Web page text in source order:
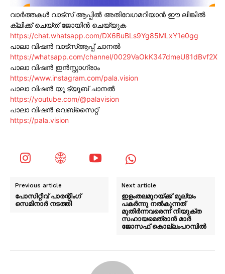
വാർത്തകൾ വാട്സ് ആപ്പിൽ അതിവേഗമറിയാൻ ഈ ലിങ്കിൽ
ക്ലിക്ക് ചെയ്ത് ജോയിൻ ചെയ്യുക
https://chat.whatsapp.com/DX6BuBLs9Yg85MLxY1e0gg
പാലാ വിഷൻ വാട്സ്ആപ്പ് ചാനൽ
https://whatsapp.com/channel/0029VaOkK347dmeU81dBvf2X
പാലാ വിഷൻ ഇൻസ്റ്റാഗ്രാം
https://www.instagram.com/pala.vision
പാലാ വിഷൻ യൂ ട്യൂബ് ചാനൽ
https://youtube.com/@palavision
പാലാ വിഷൻ വെബ്സൈറ്റ്
https://pala.vision
Previous article
പോസിറ്റീവ് പാരന്റിംഗ്
സെമിനാർ നടത്തി
Next article
ഇളംതലമുറയ്ക്ക് മൂല്യം
പകർന്നു നൽകുന്നത്
മുതിർന്നവരെന്ന് നിയുക്ത
സഹായമെത്രാൻ മാർ
ജോസഫ് കൊല്ലംപറമ്പിൽ